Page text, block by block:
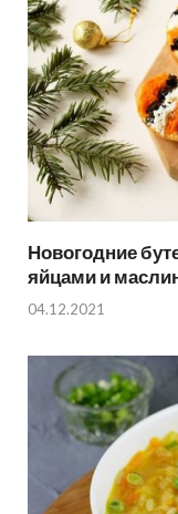
Новогодние
яйцами и
04.12.2021